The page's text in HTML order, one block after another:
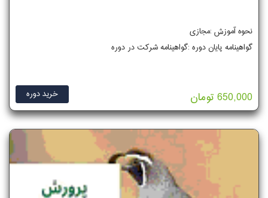
نحوه آموزش :مجازی
گواهینامه پایان دوره :گواهینامه شرکت در دوره
خرید دوره 650,000 تومان